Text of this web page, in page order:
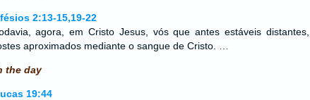
2:13-15,19-22
agora, em Cristo Jesus, vós que antes estáveis distantes,
aproximados mediante o sangue de Cristo. …
the day
19:44